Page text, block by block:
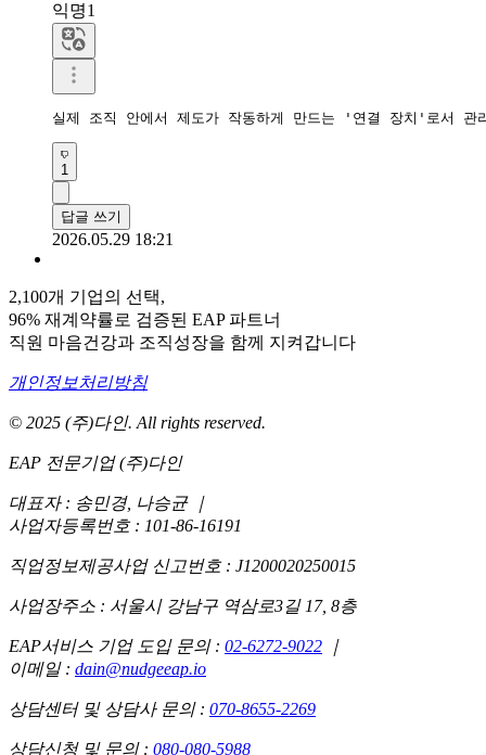
익명1
실제 조직 안에서 제도가 작동하게 만드는 '연결 장치'로서 관
1
답글 쓰기
2026.05.29 18:21
2,100개 기업의 선택,
96% 재계약률로 검증된 EAP 파트너
직원 마음건강과 조직성장을 함께 지켜갑니다
개인정보처리방침
© 2025 (주)다인. All rights reserved.
EAP 전문기업 (주)다인
대표자 : 송민경, 나승균 ｜
사업자등록번호 : 101-86-16191
직업정보제공사업 신고번호 : J1200020250015
사업장주소 : 서울시 강남구 역삼로3길 17, 8층
EAP서비스 기업 도입 문의 : 02-6272-9022
｜
이메일 : dain@nudgeeap.io
상담센터 및 상담사 문의 : 070-8655-2269
상담신청 및 문의 : 080-080-5988